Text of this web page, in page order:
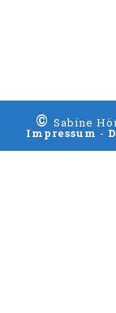
© Sabine
Impressum -